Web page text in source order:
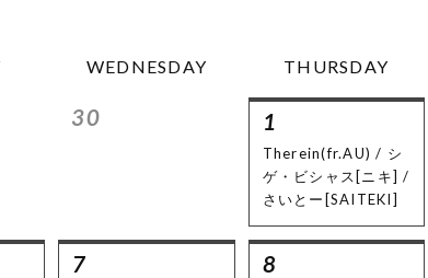
WEDNESDAY THURSDAY
30 1
Therein(fr.AU) / シ
ゲ・ビシャス[ニキ] /
さいとー[SAITEKI]
7 8